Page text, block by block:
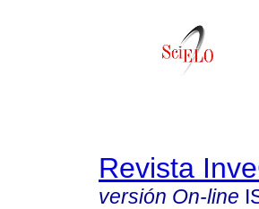
Revista
versión On-line